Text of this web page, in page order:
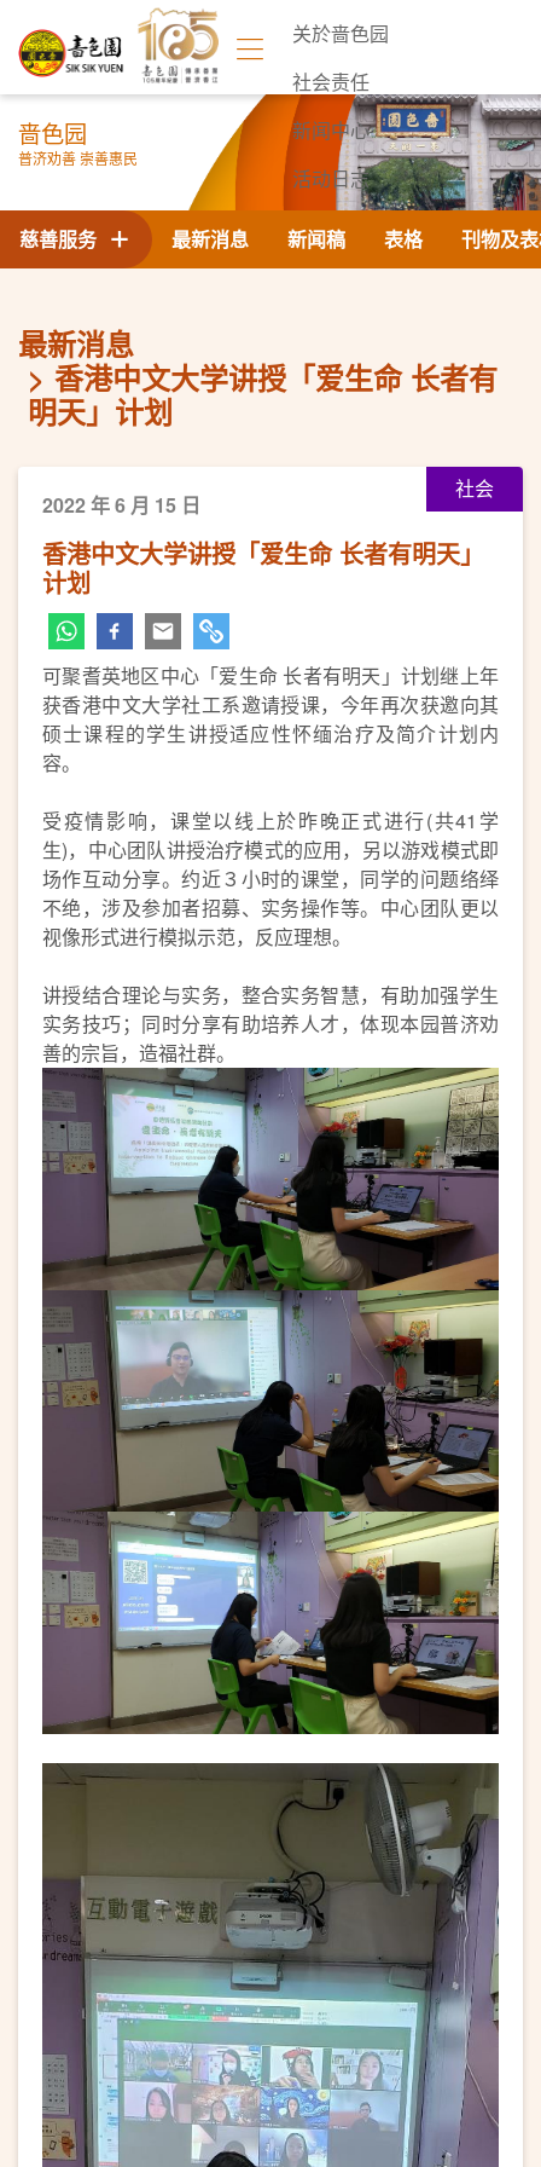
关於啬色园
社会责任
新闻中心
活动日志
联络我们
啬色园
普济劝善 崇善惠民
最新消息 新闻稿 表格 刊物及
慈善服务
最新消息
香港中文大学讲授「爱生命 长者有
明天」计划
社会
2022 年 6 月 15 日
香港中文大学讲授「爱生命 长者有明天」
计划
可聚耆英地区中心「爱生命 长者有明天」计划继上年
获香港中文大学社工系邀请授课，今年再次获邀向其
硕士课程的学生讲授适应性怀缅治疗及简介计划内
容。
受疫情影响，课堂以线上於昨晚正式进行(共41学
生)，中心团队讲授治疗模式的应用，另以游戏模式即
场作互动分享。约近３小时的课堂，同学的问题络绎
不绝，涉及参加者招募、实务操作等。中心团队更以
视像形式进行模拟示范，反应理想。
讲授结合理论与实务，整合实务智慧，有助加强学生
实务技巧；同时分享有助培养人才，体现本园普济劝
善的宗旨，造福社群。